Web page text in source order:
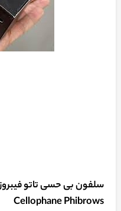
Cellophane Phibrows